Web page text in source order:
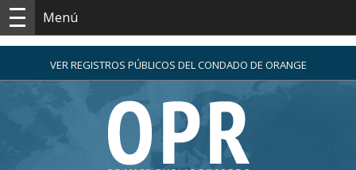
Menú
VER REGISTROS PÚBLICOS DEL CONDADO DE ORANGE